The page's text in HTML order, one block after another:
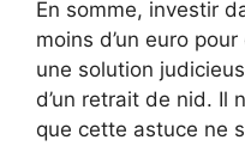
En somme, investir
moins d’un euro
une solution
d’un retrait de nid. Il
que cette astuce ne